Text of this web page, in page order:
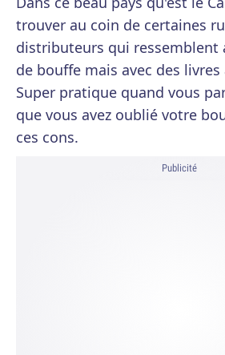
trouver au coin de certaines
distributeurs qui ressemblent
de bouffe mais avec des
Super pratique quand vous
que vous avez oublié votre
ces cons.
Publicité